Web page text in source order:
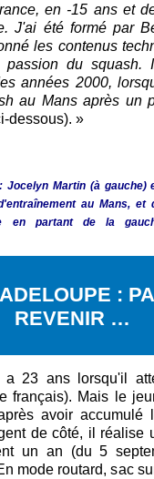
en -15 ans et
J'ai été formé par
les contenus
passion du squash.
années 2000,
au Mans après un
dessous). »
Jocelyn Martin (à gauche)
au Mans, et
en partant de la
:
REVENIR …
a 23 ans lorsqu'il
français). Mais le
avoir accumulé
de côté, il réalise
un an (du 5
mode routard, sac